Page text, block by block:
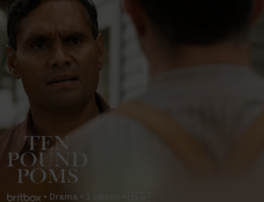
• Drama • 1 sæson